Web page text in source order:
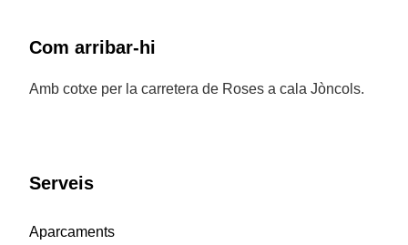
Com arribar-hi
Amb cotxe per la carretera de Roses a cala Jòncols.
Serveis
Aparcaments